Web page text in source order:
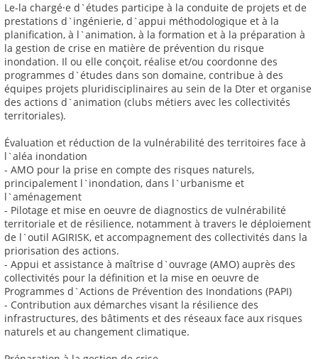
Le-la chargé·e d`études participe à la conduite de projets et de
prestations d`ingénierie, d`appui méthodologique et à la
planification, à l`animation, à la formation et à la préparation à
la gestion de crise en matière de prévention du risque
inondation. Il ou elle conçoit, réalise et/ou coordonne des
programmes d`études dans son domaine, contribue à des
équipes projets pluridisciplinaires au sein de la Dter et organise
des actions d`animation (clubs métiers avec les collectivités
territoriales).
Évaluation et réduction de la vulnérabilité des territoires face à
l`aléa inondation
- AMO pour la prise en compte des risques naturels,
principalement l`inondation, dans l`urbanisme et
l`aménagement
- Pilotage et mise en oeuvre de diagnostics de vulnérabilité
territoriale et de résilience, notamment à travers le déploiement
de l`outil AGIRISK, et accompagnement des collectivités dans la
priorisation des actions.
- Appui et assistance à maîtrise d`ouvrage (AMO) auprès des
collectivités pour la définition et la mise en oeuvre de
Programmes d`Actions de Prévention des Inondations (PAPI)
- Contribution aux démarches visant la résilience des
infrastructures, des bâtiments et des réseaux face aux risques
naturels et au changement climatique.